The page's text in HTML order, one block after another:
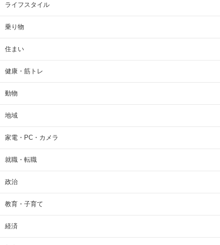
ライフスタイル
乗り物
住まい
健康・筋トレ
動物
地域
家電・PC・カメラ
就職・転職
政治
教育・子育て
経済